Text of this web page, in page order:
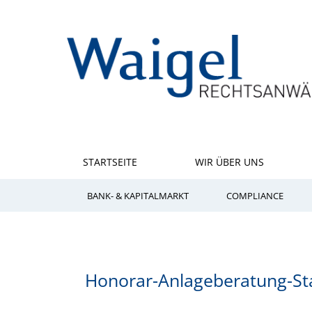
STARTSEITE WIR ÜBER UNS
BANK- & KAPITALMARKT COMPLIANCE
Honorar-Anlageberatung-